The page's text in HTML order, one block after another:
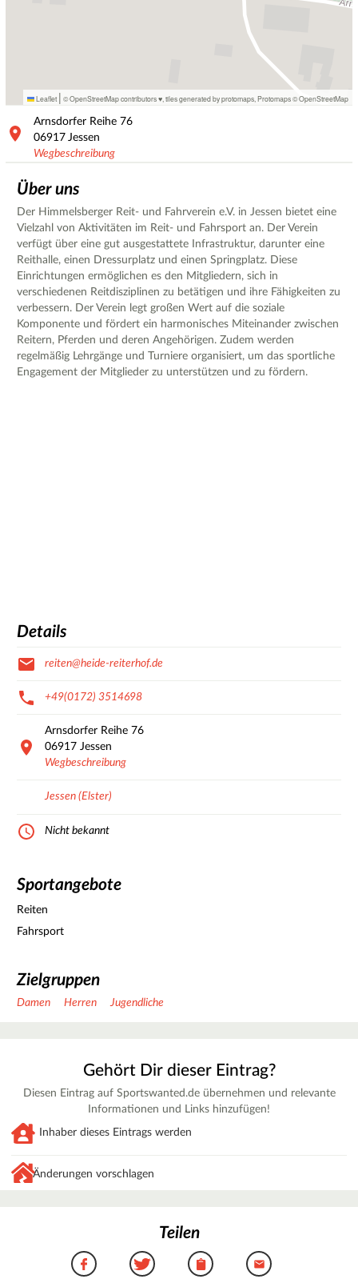
Leaflet | © OpenStreetMap contributors ♥, tiles generated by protomaps Protomaps©OpenStreetMap
Arnsdorfer Reihe 76
06917 Jessen
Wegbeschreibung
Über uns
Der Himmelsberger Reit- und Fahrverein e.V. in Jessen bietet eine
Vielzahl von Aktivitäten im Reit- und Fahrsport an. Der Verein
verfügt über eine gut ausgestattete Infrastruktur, darunter eine
Reithalle, einen Dressurplatz und einen Springplatz. Diese
Einrichtungen ermöglichen es den Mitgliedern, sich in
verschiedenen Reitdisziplinen zu betätigen und ihre Fähigkeiten zu
verbessern. Der Verein legt großen Wert auf die soziale
Komponente und fördert ein harmonisches Miteinander zwischen
Reitern, Pferden und deren Angehörigen. Zudem werden
regelmäßig Lehrgänge und Turniere organisiert, um das sportliche
Engagement der Mitglieder zu unterstützen und zu fördern.
Details
reiten@heide-reiterhof.de
+49(0172) 3514698
Arnsdorfer Reihe 76
06917 Jessen
Wegbeschreibung
Jessen (Elster)
Nicht bekannt
Sportangebote
Reiten
Fahrsport
Zielgruppen
Damen Herren Jugendliche
Gehört Dir dieser Eintrag?
Diesen Eintrag auf Sportswanted.de übernehmen und relevante
Informationen und Links hinzufügen!
Inhaber dieses Eintrags werden
Änderungen vorschlagen
Teilen